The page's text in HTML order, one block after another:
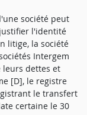
société peut
l'identité
litige, la société
Intergem
dettes et
[D], le registre
le transfert
certaine le 30